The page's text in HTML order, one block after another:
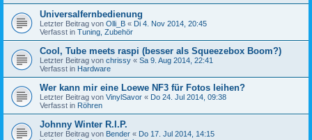
Universalfernbedienung
Letzter Beitrag von Olli_B « Di 4. Nov 2014, 20:45
Verfasst in Tuning, Zubehör
Cool, Tube meets raspi (besser als Squeezebox Boom?)
Letzter Beitrag von chrissy « Sa 9. Aug 2014, 22:41
Verfasst in Hardware
Wer kann mir eine Loewe NF3 für Fotos leihen?
Letzter Beitrag von VinylSavor « Do 24. Jul 2014, 09:38
Verfasst in Röhren
Johnny Winter R.I.P.
Letzter Beitrag von Bender « Do 17. Jul 2014, 14:15